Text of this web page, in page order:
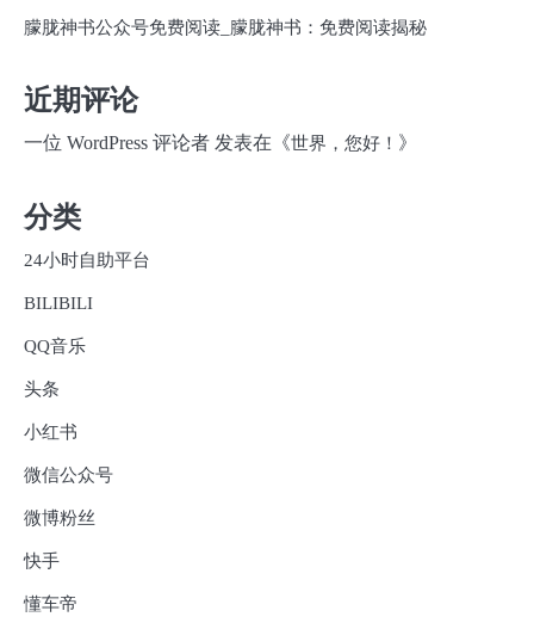
朦胧神书公众号免费阅读_朦胧神书：免费阅读揭秘
近期评论
一位 WordPress 评论者 发表在《世界，您好！ 》
分类
24小时自助平台
BILIBILI
QQ音乐
头条
小红书
微信公众号
微博粉丝
快手
懂车帝